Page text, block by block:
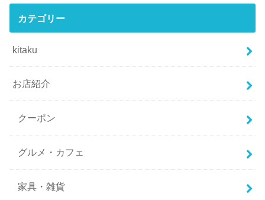
カテゴリー
kitaku
お店紹介
クーポン
グルメ・カフェ
家具・雑貨